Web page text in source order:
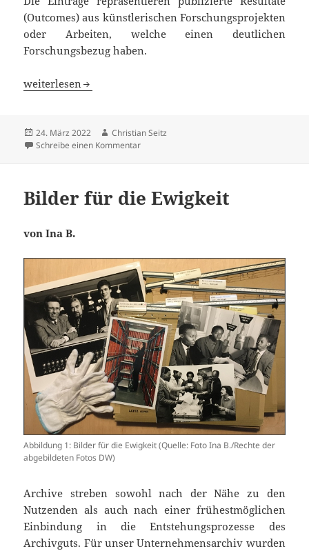
(Outcomes) aus künstlerischen Forschungsprojekten
oder Arbeiten, welche einen deutlichen
Forschungsbezug haben.
Open-Access in Gestaltung und Kunst. Recherche und
weiterlesen
Veröffentlicht
am
24. März 2022 Autor
Christian Seitz
Schreibe einen Kommentarzu Open-Access in Gestaltung und Kunst.
Bilder für die Ewigkeit
von Ina B.
Abbildung 1: Bilder für die Ewigkeit (Quelle: Foto Ina B./Rechte der
abgebildeten Fotos DW)
Archive streben sowohl nach der Nähe zu den
Nutzenden als auch nach einer frühestmöglichen
Einbindung in die Entstehungsprozesse des
Archivguts. Für unser Unternehmensarchiv wurden